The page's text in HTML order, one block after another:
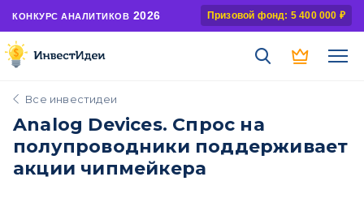
КОНКУРС АНАЛИТИКОВ 2026 Призовой фонд: 5 400 000 ₽
Все инвестидеи
Analog Devices. Спрос на
полупроводники поддерживает
акции чипмейкера